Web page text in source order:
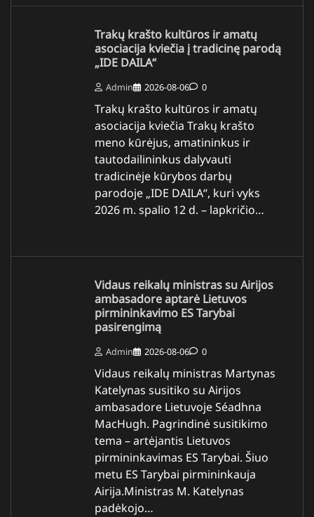
Trakų krašto kultūros ir amatų
asociacija kviečia į tradicinę parodą
„IDE DAILA“
Admin 2026-08-06 0
Trakų krašto kultūros ir amatų
asociacija kviečia Trakų krašto
meno kūrėjus, amatininkus ir
tautodailininkus dalyvauti
tradicinėje kūrybos darbų
parodoje „IDE DAILA“, kuri vyks
2026 m. spalio 12 d. – lapkričio…
Vidaus reikalų ministras su Airijos
ambasadore aptarė Lietuvos
pirmininkavimo ES Tarybai
pasirengimą
Admin 2026-08-06 0
Vidaus reikalų ministras Martynas
Katelynas susitiko su Airijos
ambasadore Lietuvoje Séadhna
MacHugh. Pagrindinė susitikimo
tema – artėjantis Lietuvos
pirmininkavimas ES Tarybai. Šiuo
metu ES Tarybai pirmininkauja
Airija.Ministras M. Katelynas
padėkojo…